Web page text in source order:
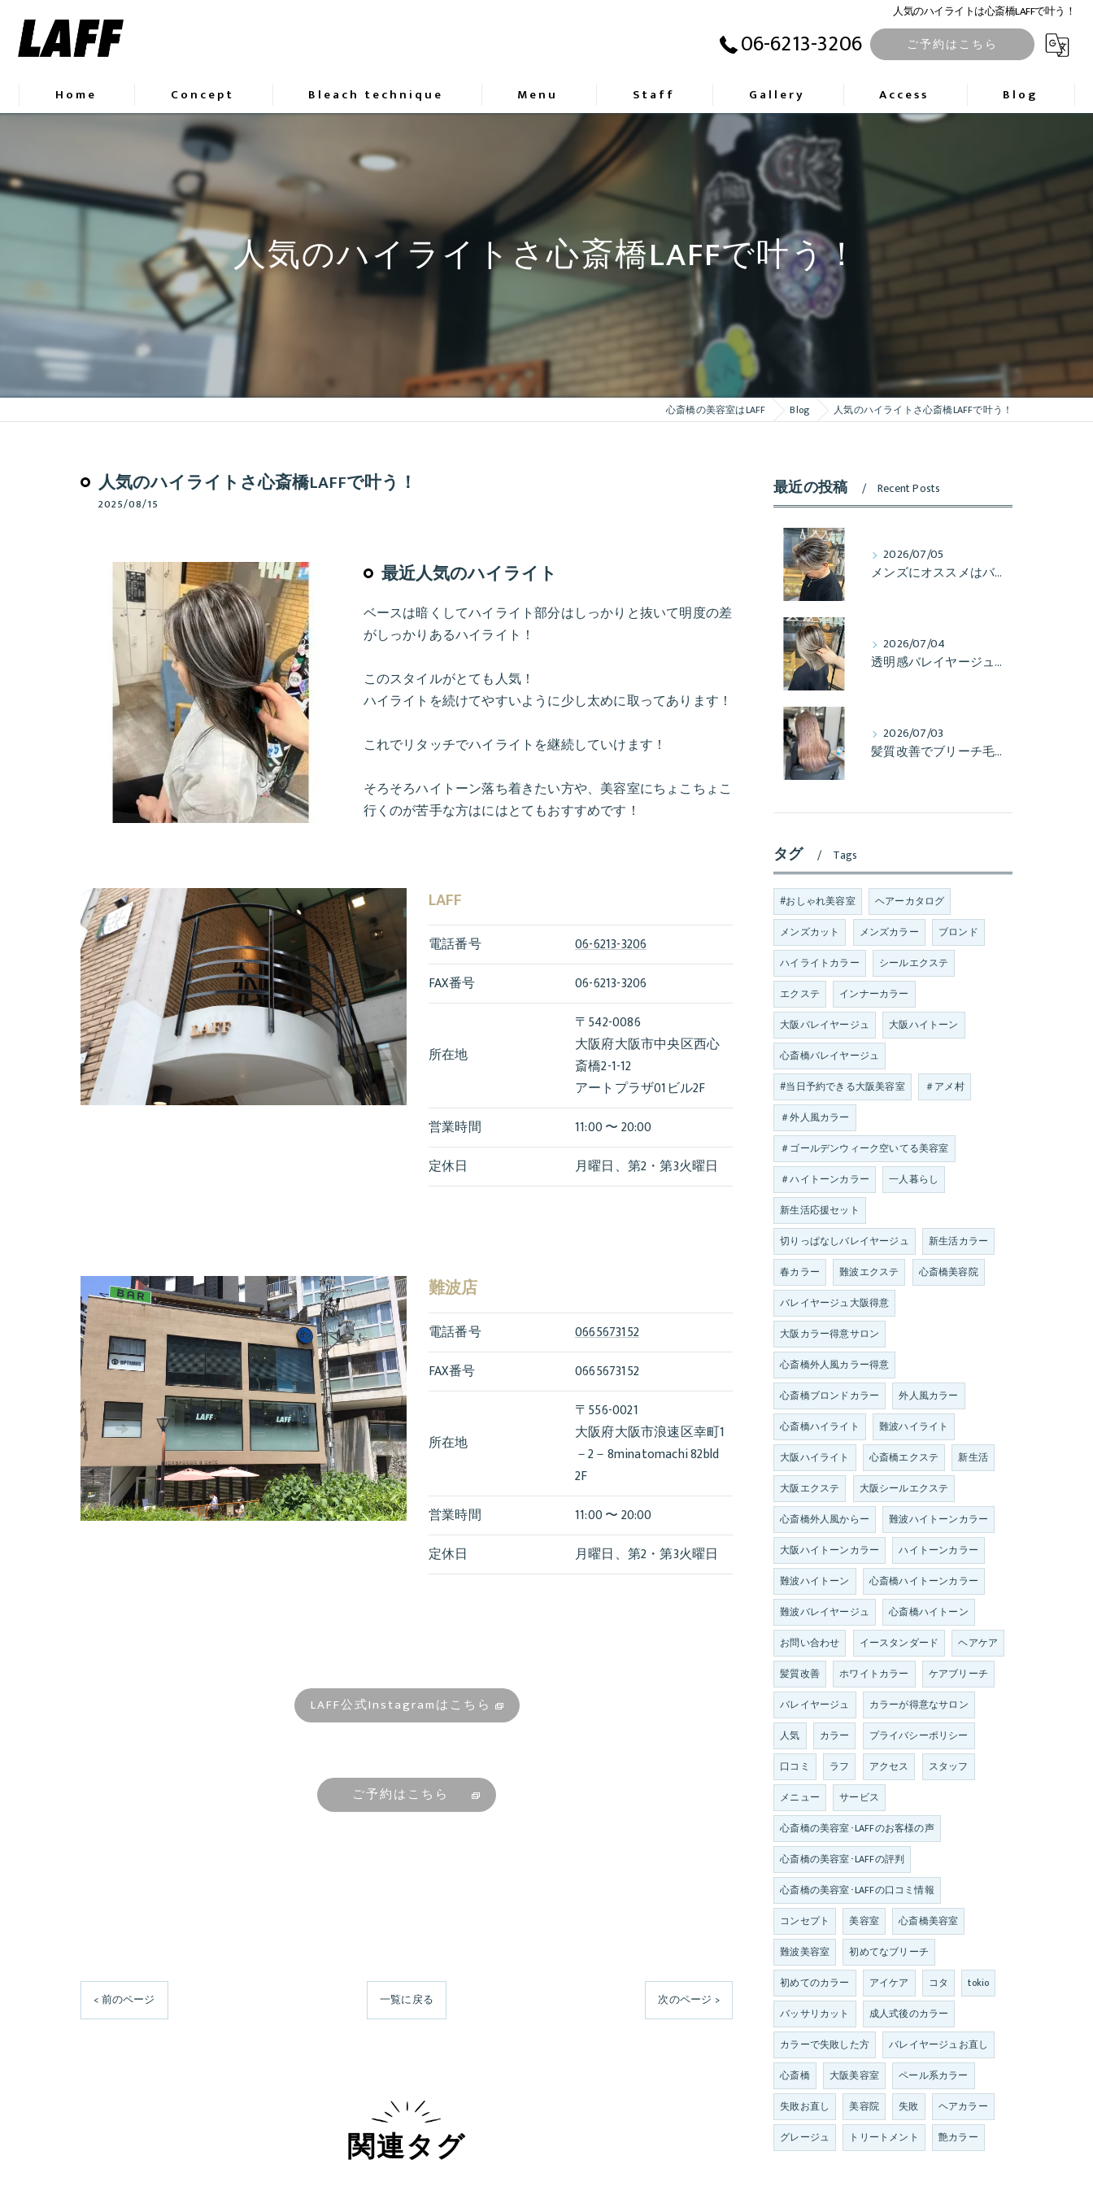
人気のハイライトは心斎橋LAFFで叶う！
06-6213-3206 ご予約はこちら
Home Concept Bleach technique Menu Staff Gallery Access Blog
人気のハイライトさ心斎橋LAFFで叶う！
心斎橋の美容室はLAFF Blog 人気のハイライトさ心斎橋LAFFで叶う！
人気のハイライトさ心斎橋LAFFで叶う！
2025/08/15
最近人気のハイライト
ベースは暗くしてハイライト部分はしっかりと抜いて明度の差
がしっかりあるハイライト！
このスタイルがとても人気！
ハイライトを続けてやすいように少し太めに取ってあります！
これでリタッチでハイライトを継続していけます！
そろそろハイトーン落ち着きたい方や、美容室にちょこちょこ
行くのが苦手な方はにはとてもおすすめです！
LAFF
電話番号
06-6213-3206
FAX番号
06-6213-3206
所在地
〒542-0086
大阪府大阪市中央区西心
斎橋2-1-12
アートプラザ01ビル2F
営業時間
11:00 〜 20:00
定休日
月曜日、第2・第3火曜日
難波店
電話番号
0665673152
FAX番号
0665673152
所在地
〒556-0021
大阪府大阪市浪速区幸町1
－2－8minatomachi 82bld
2F
営業時間
11:00 〜 20:00
定休日
月曜日、第2・第3火曜日
LAFF公式Instagramはこちら
ご予約はこちら
< 前のページ 一覧に戻る 次のページ >
関連タグ
最近の投稿 Recent Posts
2026/07/05
メンズにオススメはバレイヤージュ！
2026/07/04
透明感バレイヤージュするならLAFFへ
2026/07/03
髪質改善でブリーチ毛も艶髪へ
タグ Tags
#おしゃれ美容室
ヘアーカタログ
メンズカット
メンズカラー
ブロンド
ハイライトカラー
シールエクステ
エクステ
インナーカラー
大阪バレイヤージュ
大阪ハイトーン
心斎橋バレイヤージュ
#当日予約できる大阪美容室
＃アメ村
＃外人風カラー
＃ゴールデンウィーク空いてる美容室
＃ハイトーンカラー
一人暮らし
新生活応援セット
切りっぱなしバレイヤージュ
新生活カラー
春カラー
難波エクステ
心斎橋美容院
バレイヤージュ大阪得意
大阪カラー得意サロン
心斎橋外人風カラー得意
心斎橋ブロンドカラー
外人風カラー
心斎橋ハイライト
難波ハイライト
大阪ハイライト
心斎橋エクステ
新生活
大阪エクステ
大阪シールエクステ
心斎橋外人風からー
難波ハイトーンカラー
大阪ハイトーンカラー
ハイトーンカラー
難波ハイトーン
心斎橋ハイトーンカラー
難波バレイヤージュ
心斎橋ハイトーン
お問い合わせ
イースタンダード
ヘアケア
髪質改善
ホワイトカラー
ケアブリーチ
バレイヤージュ
カラーが得意なサロン
人気
カラー
プライバシーポリシー
口コミ
ラフ アクセス
スタッフ
メニュー
サービス
心斎橋の美容室･LAFFのお客様の声
心斎橋の美容室･LAFFの評判
心斎橋の美容室･LAFFの口コミ情報
コンセプト
美容室
心斎橋美容室
難波美容室
初めてなブリーチ
初めてのカラー
アイケア コタ
tokio
バッサリカット
成人式後のカラー
カラーで失敗した方
バレイヤージュお直し
心斎橋
大阪美容室
ペール系カラー
失敗お直し
美容院 失敗
ヘアカラー
グレージュ
トリートメント 艶カラー